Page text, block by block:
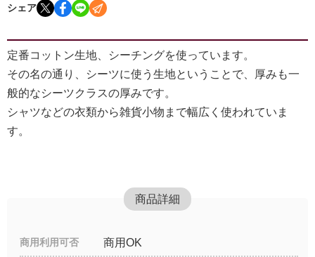
シェア
定番コットン生地、シーチングを使っています。
その名の通り、シーツに使う生地ということで、厚みも一
般的なシーツクラスの厚みです。
シャツなどの衣類から雑貨小物まで幅広く使われていま
す。
商品詳細
商用利用可否 商用OK